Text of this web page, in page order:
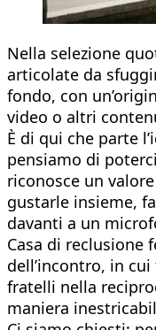
Nella selezione
articolate da
fondo, con
video o altri
È di qui che parte
pensiamo di
riconosce un
gustarle insieme,
davanti a un
Casa di reclusione
dell’incontro, in
fratelli nella
maniera